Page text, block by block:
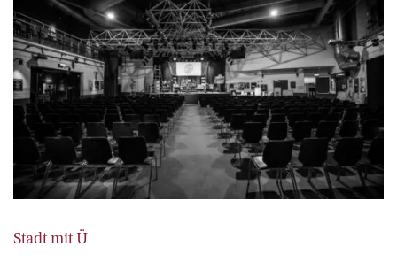
Stadt mit Ü